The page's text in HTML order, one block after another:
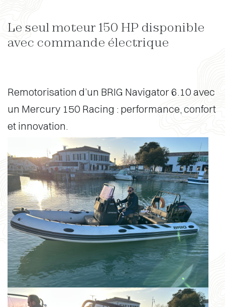
Le seul moteur 150 HP disponible
avec commande électrique
Remotorisation d’un BRIG Navigator 6.10 avec
un Mercury 150 Racing : performance, confort
et innovation.